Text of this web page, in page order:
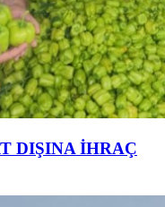
DIŞINA İHRAÇ